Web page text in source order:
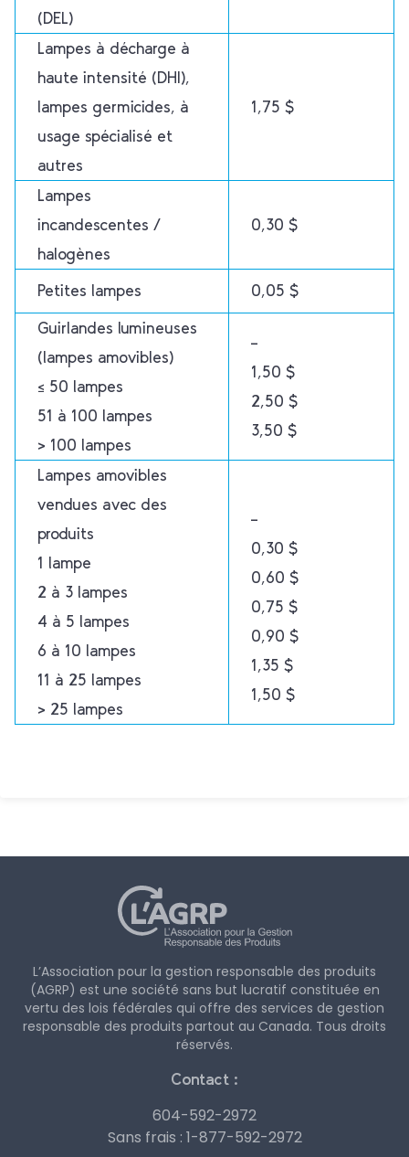
(DEL)
Lampes à décharge à
haute intensité (DHI),
lampes germicides, à
usage spécialisé et
autres
1,75 $
Lampes
incandescentes /
halogènes
0,30 $
Petites lampes
0,05 $
Guirlandes lumineuses
(lampes amovibles)
≤ 50 lampes
51 à 100 lampes
> 100 lampes
–
1,50 $
2,50 $
3,50 $
Lampes amovibles
vendues avec des
produits
1 lampe
2 à 3 lampes
4 à 5 lampes
6 à 10 lampes
11 à 25 lampes
> 25 lampes
–
0,30 $
0,60 $
0,75 $
0,90 $
1,35 $
1,50 $
L’Association pour la gestion responsable des produits
(AGRP) est une société sans but lucratif constituée en
vertu des lois fédérales qui offre des services de gestion
responsable des produits partout au Canada. Tous droits
réservés.
Contact :
604-592-2972
Sans frais : 1-877-592-2972